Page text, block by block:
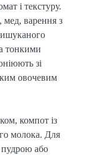
і текстуру.
варення з
тонкими
зі
овочевим
компот із
молока. Для
або